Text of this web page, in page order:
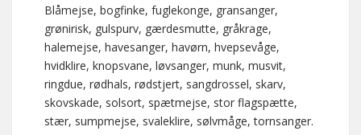
Blåmejse, bogfinke, fuglekonge, gransanger,
grønirisk, gulspurv, gærdesmutte, gråkrage,
halemejse, havesanger, havørn, hvepsevåge,
hvidklire, knopsvane, løvsanger, munk, musvit,
ringdue, rødhals, rødstjert, sangdrossel, skarv,
skovskade, solsort, spætmejse, stor flagspætte,
stær, sumpmejse, svaleklire, sølvmåge, tornsanger.